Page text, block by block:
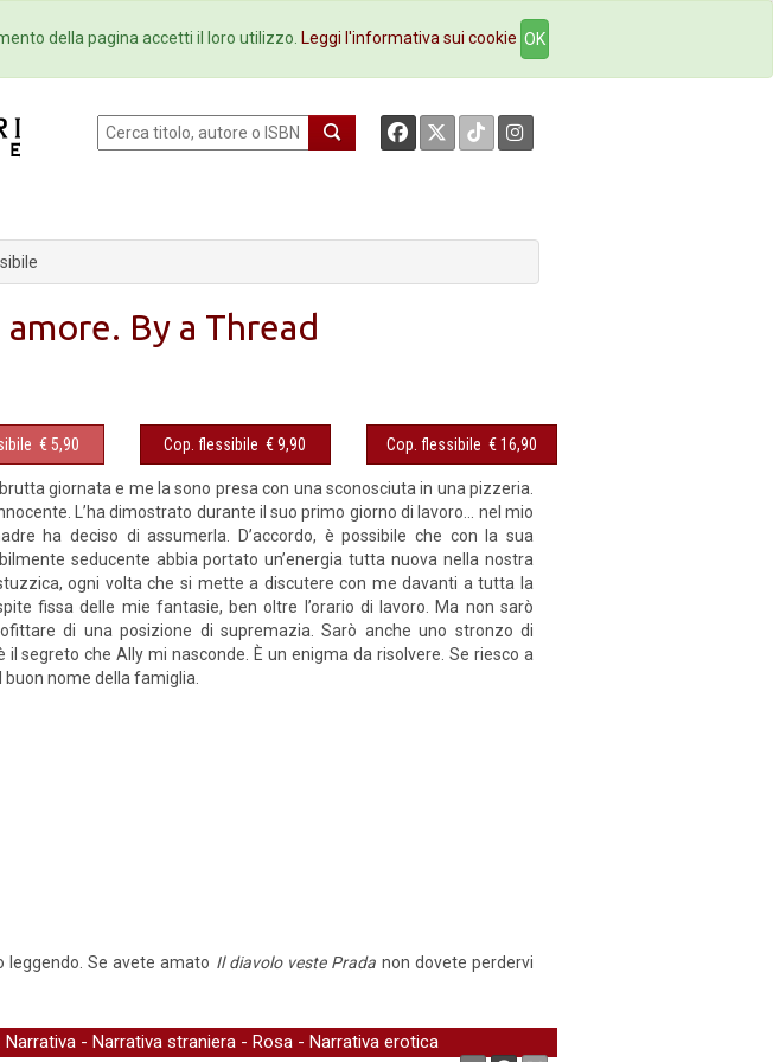
Newsletter Ebookstore Contatti
By a Thread
€ 5,90 Cop. flessibile € 9,90 Cop. flessibile € 16,90
giornata e me la sono presa con una sconosciuta in una pizzeria.
L’ha dimostrato durante il suo primo giorno di lavoro... nel mio
ha deciso di assumerla. D’accordo, è possibile che con la sua
seducente abbia portato un’energia tutta nuova nella nostra
ogni volta che si mette a discutere con me davanti a tutta la
fissa delle mie fantasie, ben oltre l’orario di lavoro. Ma non sarò
di una posizione di supremazia. Sarò anche uno stronzo di
segreto che Ally mi nasconde. È un enigma da risolvere. Se riesco a
nome della famiglia.
leggendo. Se avete amato Il diavolo veste Prada non dovete perdervi
Narrativa - Narrativa straniera - Rosa - Narrativa erotica
della pagina accetti il loro utilizzo. Leggi l'informativa sui cookie OK